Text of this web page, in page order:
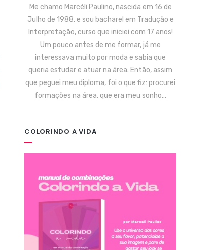
Me chamo Marcéli Paulino, nascida em 16 de
Julho de 1988, e sou bacharel em Tradução e
Interpretação, curso que iniciei com 17 anos!
Um pouco antes de me formar, já me
interessava muito por moda e sabia que
queria estudar e atuar na área. Então, assim
que peguei meu diploma, foi o que fiz: procurei
formações na área, que era meu sonho…
COLORINDO A VIDA